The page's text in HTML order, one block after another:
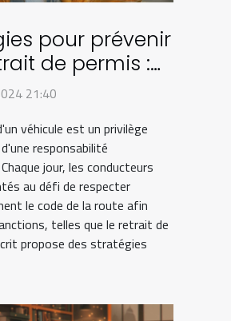
pour prévenir
de permis :
pratiques
21:40
véhicule est un privilège
responsabilité
jour, les conducteurs
au défi de respecter
le code de la route afin
telles que le retrait de
propose des stratégies